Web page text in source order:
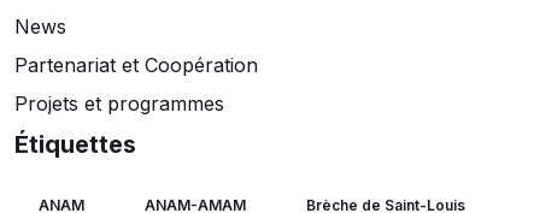
News
Partenariat et Coopération
Projets et programmes
Étiquettes
ANAM ANAM-AMAM Brèche de Saint-Louis